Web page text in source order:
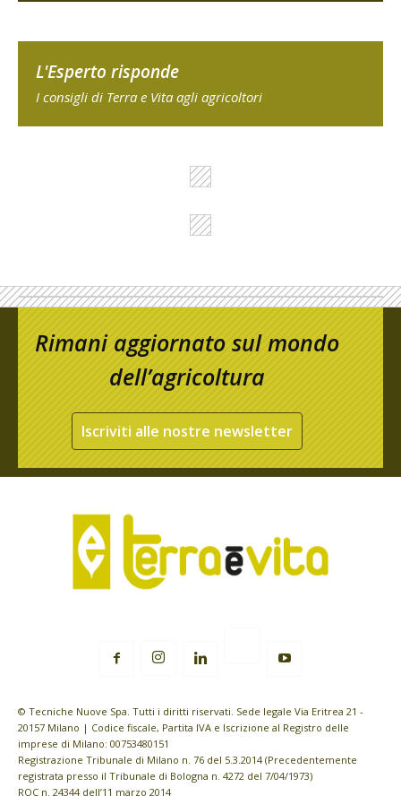
L'Esperto risponde
I consigli di Terra e Vita agli agricoltori
Rimani aggiornato sul mondo
dell’agricoltura
Iscriviti alle nostre newsletter
© Tecniche Nuove Spa. Tutti i diritti riservati. Sede legale Via Eritrea 21 -
20157 Milano | Codice fiscale, Partita IVA e Iscrizione al Registro delle
imprese di Milano: 00753480151
Registrazione Tribunale di Milano n. 76 del 5.3.2014 (Precedentemente
registrata presso il Tribunale di Bologna n. 4272 del 7/04/1973)
ROC n. 24344 dell’11 marzo 2014